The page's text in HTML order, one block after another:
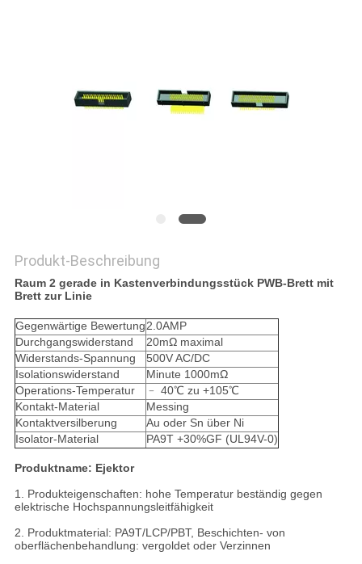
Produkt-Beschreibung
Raum 2 gerade in Kastenverbindungsstück PWB-Brett mit
Brett zur Linie
Gegenwärtige Bewertung2.0AMP
Durchgangswiderstand
20mΩ maximal
Widerstands-Spannung
500V AC/DC
Isolationswiderstand
Minute 1000mΩ
Operations-Temperatur
﹣ 40℃ zu +105℃
Kontakt-Material
Messing
Kontaktversilberung
Au oder Sn über Ni
Isolator-Material
PA9T +30%GF (UL94V-0)
Produktname: Ejektor
1. Produkteigenschaften: hohe Temperatur beständig gegen
elektrische Hochspannungsleitfähigkeit
2. Produktmaterial: PA9T/LCP/PBT, Beschichten- von
oberflächenbehandlung: vergoldet oder Verzinnen